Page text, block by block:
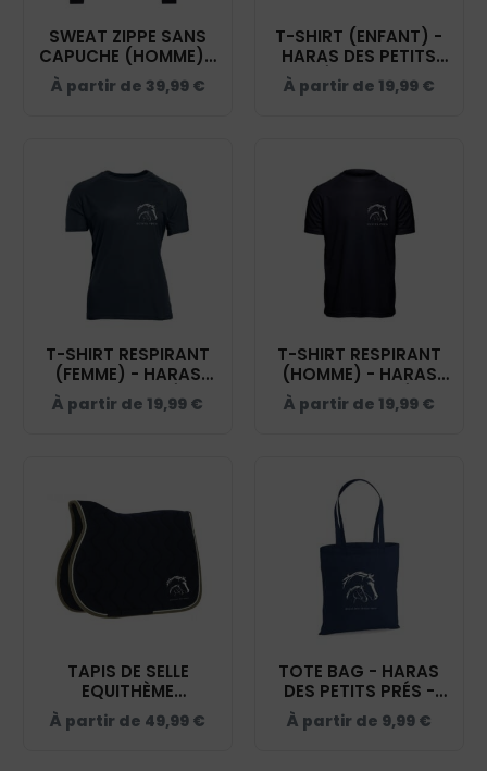
SWEAT ZIPPE SANS
CAPUCHE (HOMME) -
HARAS DES PETITS
PRÉS - NAVY - 021038
À partir de 39,99 €
T-SHIRT (ENFANT) -
HARAS DES PETITS
PRÉS - NAVY -
BC03TK
À partir de 19,99 €
T-SHIRT RESPIRANT
(FEMME) - HARAS
DES PETITS PRÉS -
NAVY - IB301
À partir de 19,99 €
T-SHIRT RESPIRANT
(HOMME) - HARAS
DES PETITS PRÉS -
NAVY - IB300
À partir de 19,99 €
TAPIS DE SELLE
EQUITHÈME
"POLYFUN" - HARAS
DES PETITS PRÉS -
À partir de 49,99 €
TOTE BAG - HARAS
DES PETITS PRÉS -
NAVY - WM101
À partir de 9,99 €